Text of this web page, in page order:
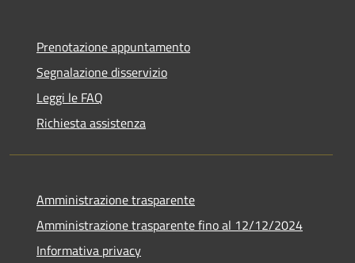
Prenotazione appuntamento
Segnalazione disservizio
Leggi le FAQ
Richiesta assistenza
Amministrazione trasparente
Amministrazione trasparente fino al 12/12/2024
Informativa privacy